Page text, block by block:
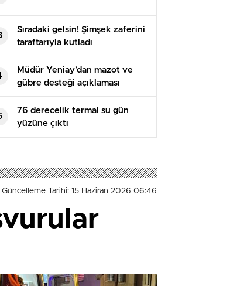
Sıradaki gelsin! Şimşek zaferini
taraftarıyla kutladı
Müdür Yeniay’dan mazot ve
gübre desteği açıklaması
76 derecelik termal su gün
yüzüne çıktı
Güncelleme Tarihi: 15 Haziran 2026 06:46